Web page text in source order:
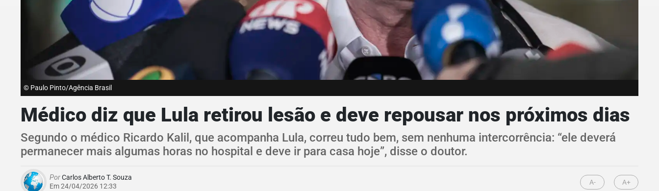
© Paulo Pinto/Agência Brasil
Médico diz que Lula retirou lesão e deve repousar nos próximos dias
Segundo o médico Ricardo Kalil, que acompanha Lula, correu tudo bem, sem nenhuma intercorrência: “ele deverá
permanecer mais algumas horas no hospital e deve ir para casa hoje”, disse o doutor.
PorCarlos Alberto T. Souza
Em 24/04/2026 12:33
A- A+